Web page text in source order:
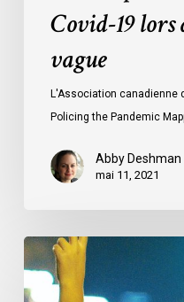
Covid-19 lors
vague
L'Association canadienne
Policing the Pandemic
Abby Deshman
mai 11, 2021
Podcast
«
Of